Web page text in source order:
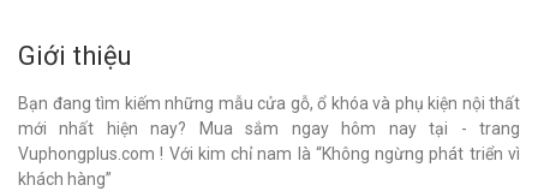
Giới thiệu
Bạn đang tìm kiếm những mẫu cửa gỗ, ổ khóa và phụ kiện nội thất
mới nhất hiện nay? Mua sắm ngay hôm nay tại - trang
Vuphongplus.com ! Với kim chỉ nam là “Không ngừng phát triển vì
khách hàng”